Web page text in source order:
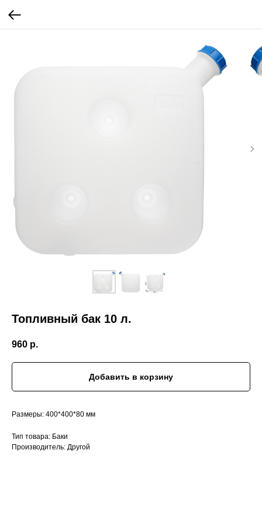
Топливный бак 10 л.
960 р.
Добавить в корзину
Размеры: 400*400*80 мм
Тип товара: Баки
Производитель: Другой